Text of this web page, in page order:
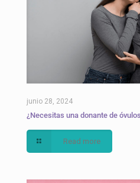
junio 28, 2024
¿Necesitas una donante de
Read more